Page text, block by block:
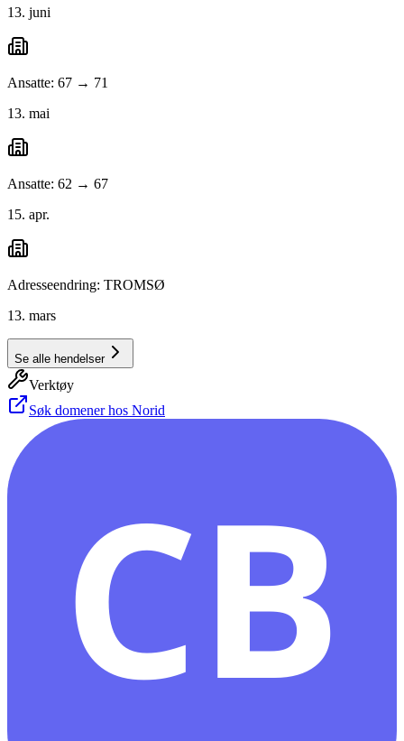
13. juni
Ansatte: 67 → 71
13. mai
Ansatte: 62 → 67
15. apr.
Adresseendring: TROMSØ
13. mars
Se alle hendelser
Verktøy
Søk domener hos Norid
CB